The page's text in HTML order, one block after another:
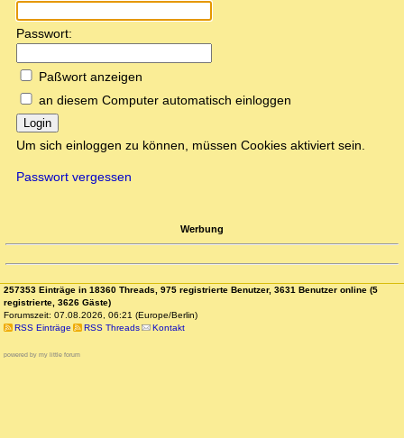
Passwort:
Paßwort anzeigen
an diesem Computer automatisch einloggen
Login
Um sich einloggen zu können, müssen Cookies aktiviert sein.
Passwort vergessen
Werbung
257353 Einträge in 18360 Threads, 975 registrierte Benutzer, 3631 Benutzer online (5
registrierte, 3626 Gäste)
Forumszeit: 07.08.2026, 06:21 (Europe/Berlin)
RSS Einträge
RSS Threads Kontakt
powered by my little forum